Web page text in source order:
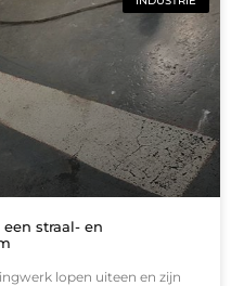
straal- en
lopen uiteen en zijn